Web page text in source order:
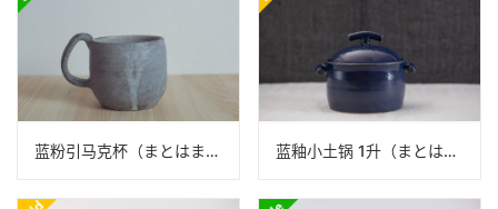
蓝粉引马克杯（まとはま・安竹） 蓝釉小土锅 1升（まとはま・安竹）N24B085